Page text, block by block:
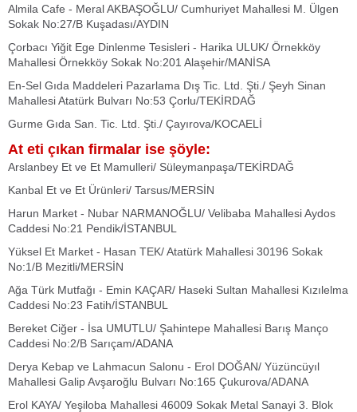
Almila Cafe - Meral AKBAŞOĞLU/ Cumhuriyet Mahallesi M. Ülgen
Sokak No:27/B Kuşadası/AYDIN
Çorbacı Yiğit Ege Dinlenme Tesisleri - Harika ULUK/ Örnekköy
Mahallesi Örnekköy Sokak No:201 Alaşehir/MANİSA
En-Sel Gıda Maddeleri Pazarlama Dış Tic. Ltd. Şti./ Şeyh Sinan
Mahallesi Atatürk Bulvarı No:53 Çorlu/TEKİRDAĞ
Gurme Gıda San. Tic. Ltd. Şti./ Çayırova/KOCAELİ
At eti çıkan firmalar ise şöyle:
Arslanbey Et ve Et Mamulleri/ Süleymanpaşa/TEKİRDAĞ
Kanbal Et ve Et Ürünleri/ Tarsus/MERSİN
Harun Market - Nubar NARMANOĞLU/ Velibaba Mahallesi Aydos
Caddesi No:21 Pendik/İSTANBUL
Yüksel Et Market - Hasan TEK/ Atatürk Mahallesi 30196 Sokak
No:1/B Mezitli/MERSİN
Ağa Türk Mutfağı - Emin KAÇAR/ Haseki Sultan Mahallesi Kızılelma
Caddesi No:23 Fatih/İSTANBUL
Bereket Ciğer - İsa UMUTLU/ Şahintepe Mahallesi Barış Manço
Caddesi No:2/B Sarıçam/ADANA
Derya Kebap ve Lahmacun Salonu - Erol DOĞAN/ Yüzüncüyıl
Mahallesi Galip Avşaroğlu Bulvarı No:165 Çukurova/ADANA
Erol KAYA/ Yeşiloba Mahallesi 46009 Sokak Metal Sanayi 3. Blok